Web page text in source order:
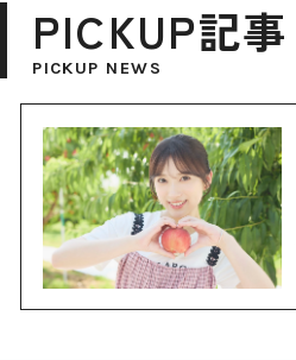
PICKUP記事
PICKUP NEWS